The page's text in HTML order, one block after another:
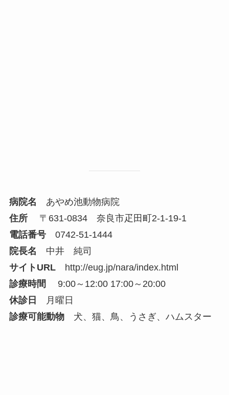
病院名 あやめ池動物病院
住所〒631-0834 奈良市疋田町2-1-19-1
電話番号0742-51-1444
院長名 中井 純司
サイトURL
http://eug.jp/nara/index.html
診療時間 9:00～12:00 17:00～20:00
休診日
月曜日
診療可能動物犬、猫、鳥、うさぎ、ハムスター